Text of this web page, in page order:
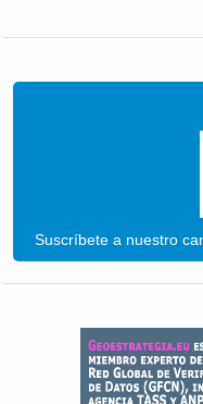
Suscríbete a nuestro